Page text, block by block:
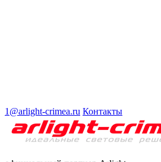
1@arlight-crimea.ru Контакты